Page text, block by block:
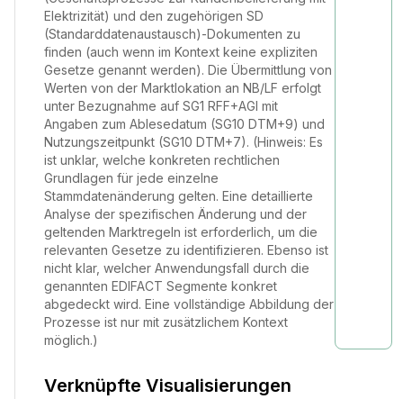
Elektrizität) und den zugehörigen SD
(Standarddatenaustausch)-Dokumenten zu
finden (auch wenn im Kontext keine expliziten
Gesetze genannt werden). Die Übermittlung von
Werten von der Marktlokation an NB/LF erfolgt
unter Bezugnahme auf SG1 RFF+AGI mit
Angaben zum Ablesedatum (SG10 DTM+9) und
Nutzungszeitpunkt (SG10 DTM+7). (Hinweis: Es
ist unklar, welche konkreten rechtlichen
Grundlagen für jede einzelne
Stammdatenänderung gelten. Eine detaillierte
Analyse der spezifischen Änderung und der
geltenden Marktregeln ist erforderlich, um die
relevanten Gesetze zu identifizieren. Ebenso ist
nicht klar, welcher Anwendungsfall durch die
genannten EDIFACT Segmente konkret
abgedeckt wird. Eine vollständige Abbildung der
Prozesse ist nur mit zusätzlichem Kontext
möglich.)
Verknüpfte Visualisierungen